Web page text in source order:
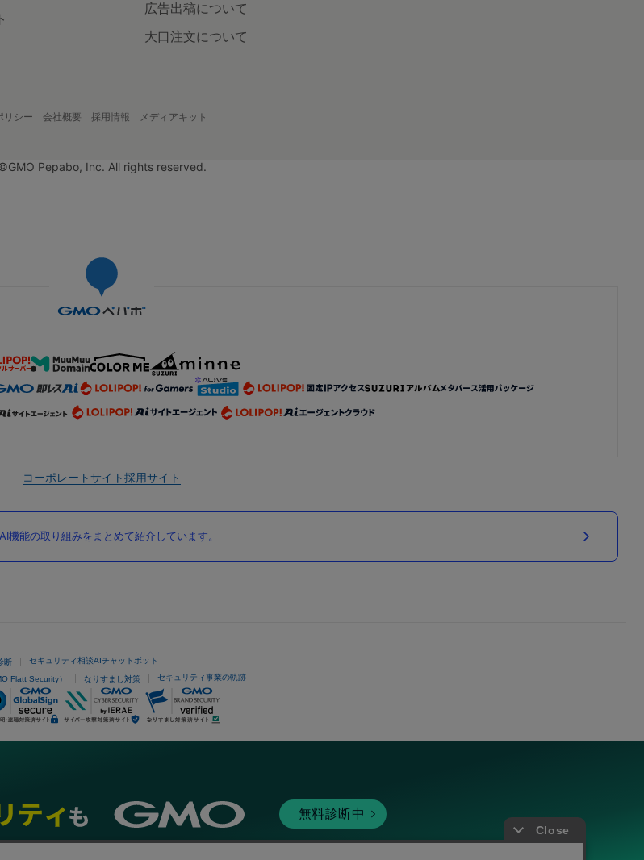
広告出稿について
大口注文について
リシー 会社概要 採用情報 メディアキット
Pepabo, Inc. All rights reserved.
コーポレートサイト採用サイト
能の取り組みをまとめて紹介しています。
断 セキュリティ相談AIチャットボット
Flatt Security） なりすまし対策 セキュリティ事業の軌跡
無料診断中